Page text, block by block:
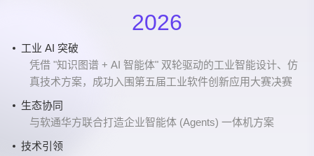
2026
工业 AI 突破
凭借 "知识图谱 + AI 智能体" 双轮驱动的工业智能设计、仿
真技术方案，成功入围第五届工业软件创新应用大赛决赛
生态协同
与软通华方联合打造企业智能体 (Agents) 一体机方案
技术引领
战略布局
在南宁落地 AI 行业解决方案研发中心及面向东盟的总部基
地
工业数智化
正式加入工业知识联盟 OpenKAG，以 "云原生 + AI" 双引
擎赋能工业数智化转型
产品创新
企业数智化智能体（NebulaAI）正式上线，打造 AI 应用开
发新范式
技术融合
推出 AI-CloudOS 产品矩阵，将 AI 能力贯穿软件研发全生
命周期
深耕云智一体化创新
在平台工程、AI技术等方面持续深耕
业务持续拓展
成功落地一汽集团、京东方、吉林石化、友邦保险等重要
客户
蓝图再拓
北京分公司成立
产品再升级
CloudOS产品入选信创产品图谱目录；上线开源产品
PagePlug（低代码）
业务持续拓展
B轮融资
阿里云战略投资行云创新
信创生态
加入信创工委会
专业深耕
参与信通院云原生相关标准制定
急速增长阶段
成功落地海尔、星巴克、中科曙光、网易等客户
SolarMesh/TitanIDE发布
多款云原生工具正式上线
A轮融资
行云创新完成总资金规模4000万元的A轮融资
上海分公司成立
加速拓展华东市场
服务范围持续拓展
成功落地汉口银行、格力、上海汽车、前海财险、万国数
商业化进程加速
CloudOS开始在各大头部企业实现大规模应用
业务持续拓展
落地中信信用卡中心云原生项目
Pre-A 融资
行云创新完成了Pre-A 融资
CloudOS 1.0上线
落地多家大型企业
成立
2016年8月24号，行云创新公司成立